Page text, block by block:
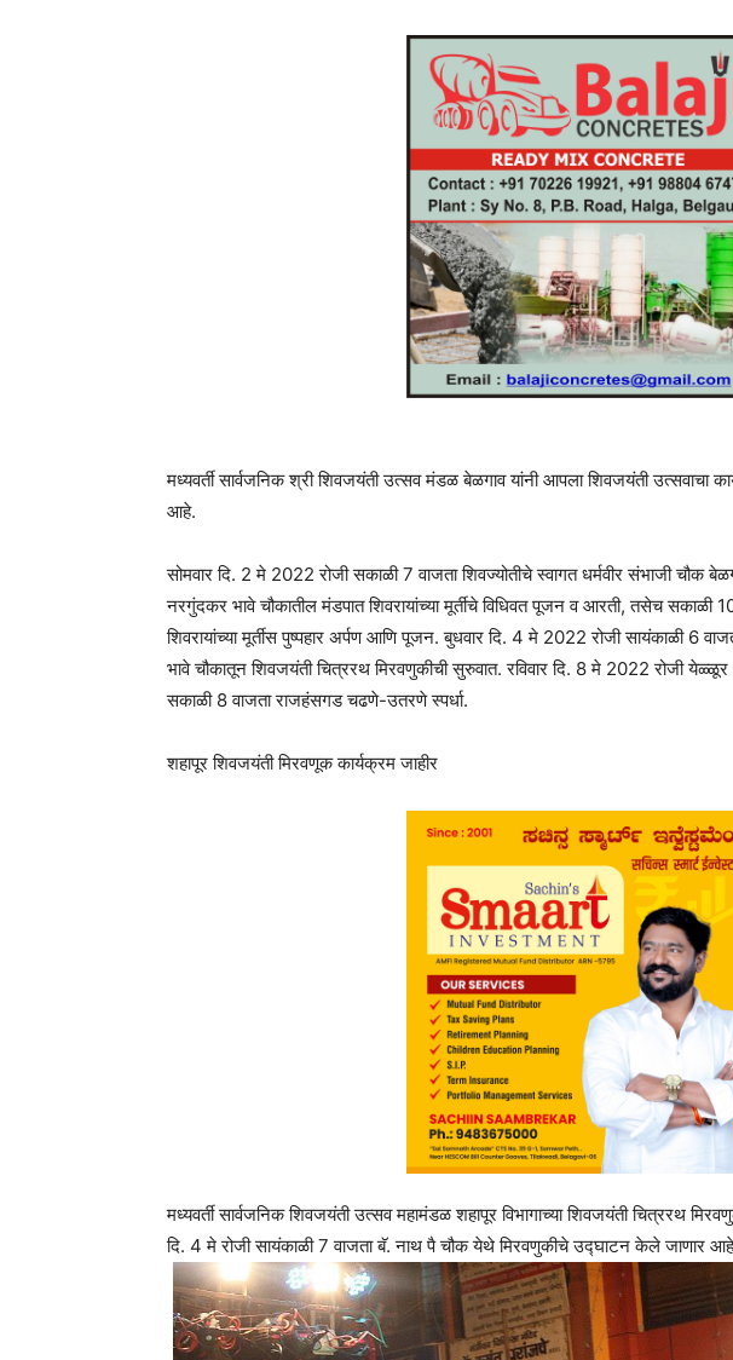
मध्यवर्ती सार्वजनिक श्री शिवजयंती उत्सव मंडळ बेळगाव यांनी आपला शिवजयंती उत्सवाचा
आहे.
सोमवार दि. 2 मे 2022 रोजी सकाळी 7 वाजता शिवज्योतीचे स्वागत धर्मवीर संभाजी चौक
नरगुंदकर भावे चौकातील मंडपात शिवरायांच्या मूर्तीचे विधिवत पूजन व आरती, तसेच सकाळी 10
शिवरायांच्या मूर्तीस पुष्पहार अर्पण आणि पूजन. बुधवार दि. 4 मे 2022 रोजी सायंकाळी 6
भावे चौकातून शिवजयंती चित्ररथ मिरवणुकीची सुरुवात. रविवार दि. 8 मे 2022 रोजी येळ्ळूर
सकाळी 8 वाजता राजहंसगड चढणे-उतरणे स्पर्धा.
शहापूर शिवजयंती मिरवणूक कार्यक्रम जाहीर
मध्यवर्ती सार्वजनिक शिवजयंती उत्सव महामंडळ शहापूर विभागाच्या शिवजयंती चित्ररथ
दि. 4 मे रोजी सायंकाळी 7 वाजता बॅ. नाथ पै चौक येथे मिरवणुकीचे उद्घाटन केले जाणार